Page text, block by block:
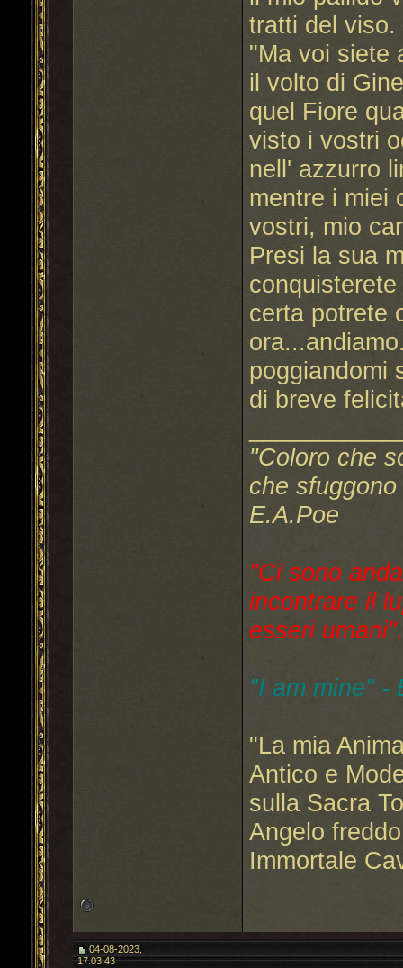
tratti del viso.
"Ma voi siete
il volto di
quel Fiore
visto i vostri
nell' azzurro
mentre i miei
vostri, mio
Presi la sua
certa potrete
poggiandomi
di breve
"Coloro che
che
E.A.Poe
"Ci sono
incontrare il
esseri
"I am mine" -
"La mia
Antico e
sulla Sacra
Angelo
Immortale
04-08-2023,
17.03.43